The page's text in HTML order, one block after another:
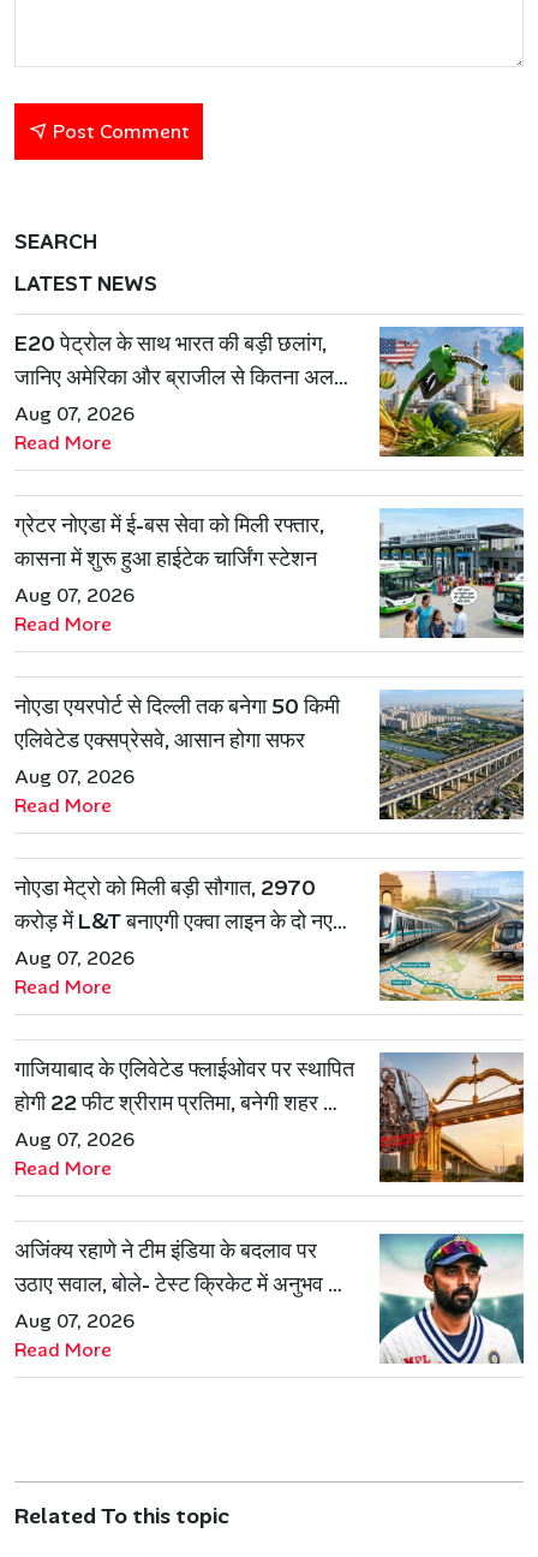
Post Comment
SEARCH
LATEST NEWS
E20 पेट्रोल के साथ भारत की बड़ी छलांग,
जानिए अमेरिका और ब्राजील से कितना अलग
है एथेनॉल मॉडल
Aug 07, 2026
Read More
ग्रेटर नोएडा में ई-बस सेवा को मिली रफ्तार,
कासना में शुरू हुआ हाईटेक चार्जिंग स्टेशन
Aug 07, 2026
Read More
नोएडा एयरपोर्ट से दिल्ली तक बनेगा 50 किमी
एलिवेटेड एक्सप्रेसवे, आसान होगा सफर
Aug 07, 2026
Read More
नोएडा मेट्रो को मिली बड़ी सौगात, 2970
करोड़ में L&T बनाएगी एक्वा लाइन के दो नए
रूट
Aug 07, 2026
Read More
गाजियाबाद के एलिवेटेड फ्लाईओवर पर स्थापित
होगी 22 फीट श्रीराम प्रतिमा, बनेगी शहर की
नई पहचान
Aug 07, 2026
Read More
अजिंक्य रहाणे ने टीम इंडिया के बदलाव पर
उठाए सवाल, बोले- टेस्ट क्रिकेट में अनुभव की
जरूरत हमेशा रहेगी
Aug 07, 2026
Read More
Related To this topic